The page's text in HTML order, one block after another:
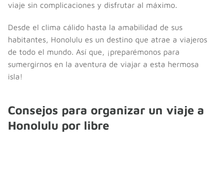
viaje sin complicaciones y disfrutar al máximo.
Desde el clima cálido hasta la amabilidad de sus
habitantes, Honolulu es un destino que atrae a viajeros
de todo el mundo. Así que, ¡preparémonos para
sumergirnos en la aventura de viajar a esta hermosa
isla!
Consejos para organizar un viaje a
Honolulu por libre